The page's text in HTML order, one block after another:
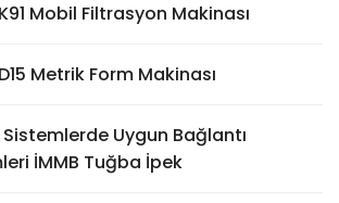
Mobil Filtrasyon Makinası
Metrik Form Makinası
Uygun Bağlantı
İMMB Tuğba İpek